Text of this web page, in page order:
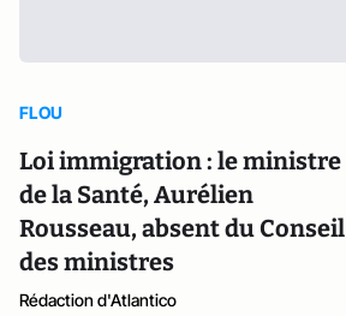
FLOU
Loi immigration : le ministre
de la Santé, Aurélien
Rousseau, absent du Conseil
des ministres
Rédaction d'Atlantico